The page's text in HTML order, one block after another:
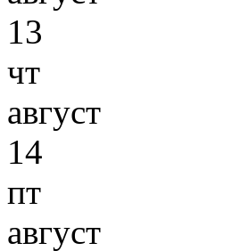
13
чт
август
14
пт
август